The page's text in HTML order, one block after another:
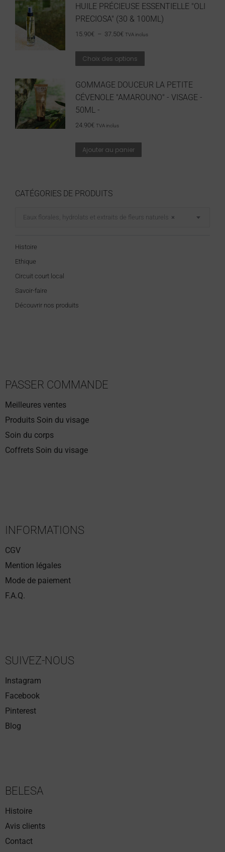
HUILE PRÉCIEUSE ESSENTIELLE "OLI
PRECIOSA" (30 & 100ML)
15.90€ – 37.50€ TVA inclus
Choix des options
GOMMAGE DOUCEUR LA PETITE
CÉVENOLE "AMAROUNO" - VISAGE -
50ML -
24.90€ TVA inclus
Ajouter au panier
CATÉGORIES DE PRODUITS
×
Eaux florales, hydrolats et extraits de fleurs naturels
Histoire
Ethique
Circuit court local
Savoir-faire
Découvrir nos produits
PASSER COMMANDE
Meilleures ventes
Produits Soin du visage
Soin du corps
Coffrets Soin du visage
INFORMATIONS
CGV
Mention légales
Mode de paiement
F.A.Q.
SUIVEZ-NOUS
Instagram
Facebook
Pinterest
Blog
BELESA
Histoire
Avis clients
Contact